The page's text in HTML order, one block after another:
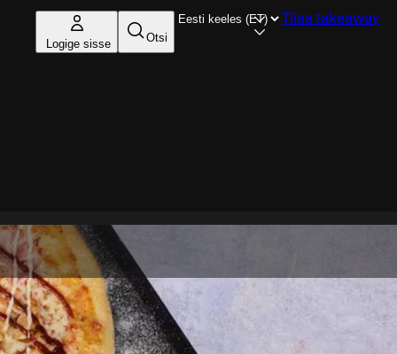
Logige sisse Otsi
Tilaa takeaway